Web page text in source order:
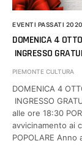
EVENTI PASSATI 2020
DOMENICA 4
INGRESSO
PIEMONTE CULTURA
DOMENICA 4
INGRESSO
alle ore 18:30
avvicinamento ai
POPOLARE